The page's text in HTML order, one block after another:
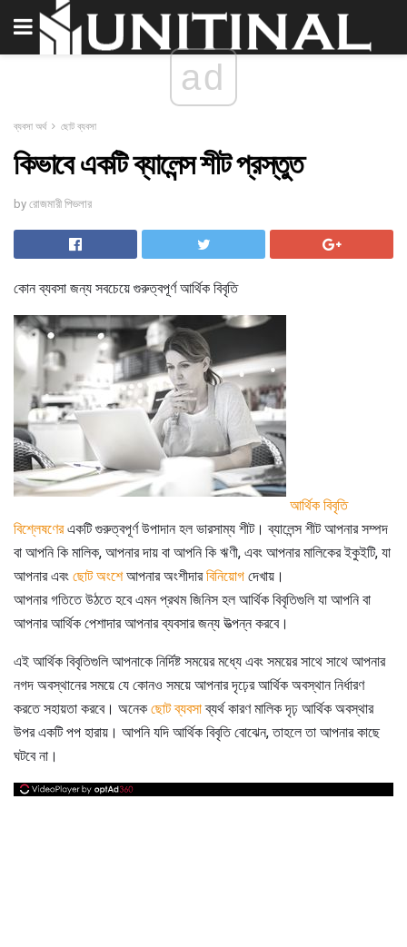
ad
ব্যবসা অর্থ ছোট ব্যবসা
কিভাবে একটি ব্যালেন্স শীট প্রস্তুত
by রোজমারী পিভলার
কোন ব্যবসা জন্য সবচেয়ে গুরুত্বপূর্ণ আর্থিক বিবৃতি
আর্থিক বিবৃতি
বিশ্লেষণেরএকটি গুরুত্বপূর্ণ উপাদান হল ভারসাম্য শীট। ব্যালেন্স শীট আপনার সম্পদ
বা আপনি কি মালিক, আপনার দায় বা আপনি কি ঋণী, এবং আপনার মালিকের ইকুইটি, যা
আপনার এবং ছোট অংশেআপনার অংশীদারবিনিয়োগ দেখায়।
আপনার গতিতে উঠতে হবে এমন প্রথম জিনিস হল আর্থিক বিবৃতিগুলি যা আপনি বা
আপনার আর্থিক পেশাদার আপনার ব্যবসার জন্য উত্পন্ন করবে।
এই আর্থিক বিবৃতিগুলি আপনাকে নির্দিষ্ট সময়ের মধ্যে এবং সময়ের সাথে সাথে আপনার
নগদ অবস্থানের সময়ে যে কোনও সময়ে আপনার দৃঢ়ের আর্থিক অবস্থান নির্ধারণ
করতে সহায়তা করবে। অনেক ছোট ব্যবসাব্যর্থ কারণ মালিক দৃঢ় আর্থিক অবস্থার
উপর একটি পপ হারায়। আপনি যদি আর্থিক বিবৃতি বোঝেন, তাহলে তা আপনার কাছে
ঘটবে না।